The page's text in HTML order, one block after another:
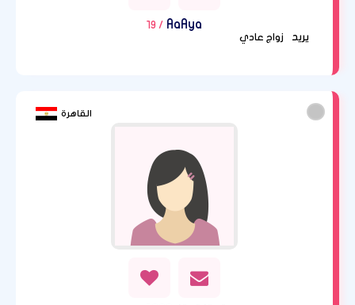
AaAya
/ 19
يريد
زواج عادي
القاهرة